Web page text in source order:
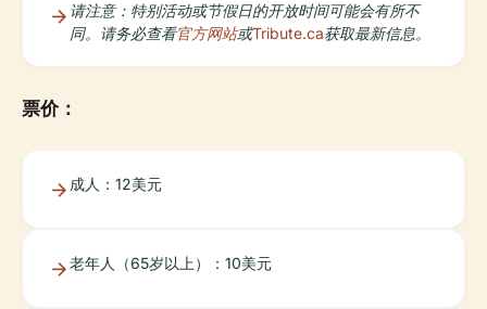
请注意：特别活动或节假日的开放时间可能会有所不
同。请务必查看官方网站或Tribute.ca获取最新信息。
票价：
成人：12美元
老年人（65岁以上）：10美元